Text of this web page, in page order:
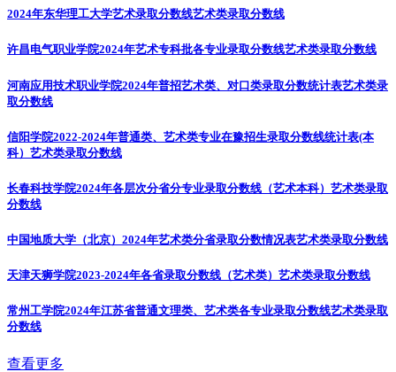
2024年东华理工大学艺术录取分数线艺术类录取分数线
许昌电气职业学院2024年艺术专科批各专业录取分数线艺术类录取分数线
河南应用技术职业学院2024年普招艺术类、对口类录取分数统计表艺术类录
取分数线
信阳学院2022-2024年普通类、艺术类专业在豫招生录取分数线统计表(本
科） 艺术类录取分数线
长春科技学院2024年各层次分省分专业录取分数线（艺术本科） 艺术类录取
分数线
中国地质大学（北京）2024年艺术类分省录取分数情况表艺术类录取分数线
天津天狮学院2023-2024年各省录取分数线（艺术类） 艺术类录取分数线
常州工学院2024年江苏省普通文理类、艺术类各专业录取分数线艺术类录取
分数线
查看更多